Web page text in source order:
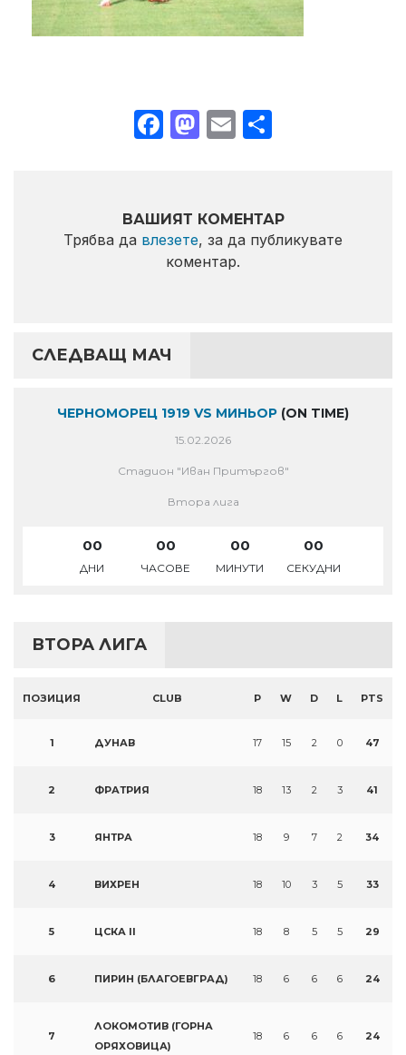
Facebook
Mastodon
Email
ВАШИЯТ КОМЕНТАР
Трябва да влезете, за да публикувате
коментар.
СЛЕДВАЩ МАЧ
ЧЕРНОМОРЕЦ 1919 VS МИНЬОР (ON TIME)
15.02.2026
Стадион "Иван Притъргов"
Втора лига
00
ДНИ
00
ЧАСОВЕ
00
МИНУТИ
00
СЕКУДНИ
ВТОРА ЛИГА
ПОЗИЦИЯ CLUB P W D L PTS
1 ДУНАВ 17 15 2 0 47
2 ФРАТРИЯ 18 13 2 3 41
3 ЯНТРА 18 9 7 2 34
4 ВИХРЕН 18 10 3 5 33
5 ЦСКА II 18 8 5 5 29
6 ПИРИН (БЛАГОЕВГРАД) 18 6 6 6 24
7
ЛОКОМОТИВ (ГОРНА
ОРЯХОВИЦА)
18 6 6 6 24